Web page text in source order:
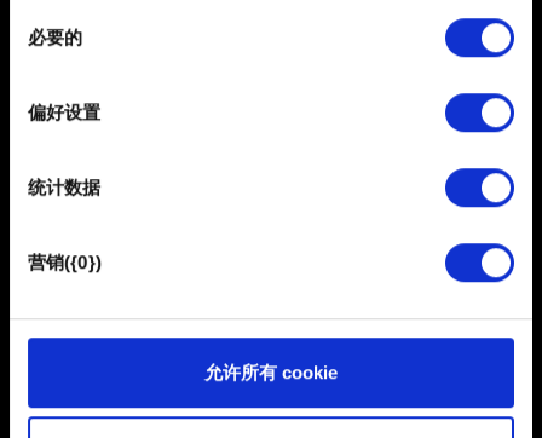
查找有关您的个人数据如何处理的更多信息，
并设置您的首选项。您可随时从Cookie声明中更改或撤回
部分需要使用 Cookies 的是为了让网站功能可用，而另一
馈，以便网站将更好地服务于您。例如帮助我们在社交媒
也可能与我们的合作伙伴分享我们的 Cookie 片段。但是，
使用所有这些非强制性的 Cookie 都需要提前获取您的许
您可以在下面的"设置"菜单中找到有关我们使用 Cookie 的
其中的内容并准备好继续，请点击"确定"。
必要的
偏好设置
统计数据
营销({0})
允许所有 cookie
的三套阿尔祖替换外观，之后将成为标准版游戏的内容。
此次改动不会影响标准版游戏的正常游玩。
简体中文
保持联系